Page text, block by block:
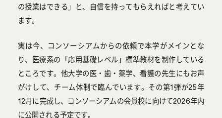
の授業はできる」と、自信を持ってもらえればと考えてい
ます。
実は今、コンソーシアムからの依頼で本学がメインとな
り、医療系の「応用基礎レベル」標準教材を制作している
ところです。他大学の医・歯・薬学、看護の先生にもお声
がけして、チーム体制で臨んでいます。その第1弾が25年
12月に完成し、コンソーシアムの会員校に向けて2026年内
に公開される予定です。